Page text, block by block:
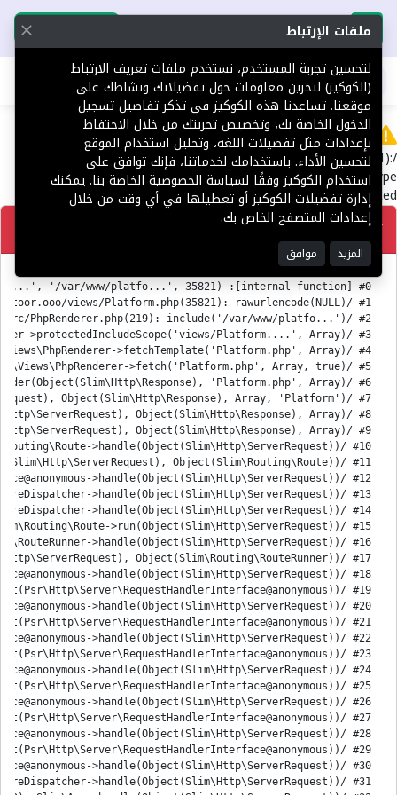
تحميل التطبيق تحميل التطبيق
اطلب عقارك
Error
/var/www/platform.toor.ooo/views/Platform.php(35821):
rawurlencode(): Passing null to parameter #1 ($string) of type
string is deprecated
تصحيح
ملفات الإرتباط
لتحسين تجربة المستخدم، نستخدم ملفات تعريف الارتباط
(الكوكيز) لتخزين معلومات حول تفضيلاتك ونشاطك على
موقعنا. تساعدنا هذه الكوكيز في تذكر تفاصيل تسجيل
الدخول الخاصة بك، وتخصيص تجربتك من خلال الاحتفاظ
بإعدادات مثل تفضيلات اللغة، وتحليل استخدام الموقع
لتحسين الأداء. باستخدامك لخدماتنا، فإنك توافق على
استخدام الكوكيز وفقًا لسياسة الخصوصية الخاصة بنا. يمكنك
إدارة تفضيلات الكوكيز أو تعطيلها في أي وقت من خلال
إعدادات المتصفح الخاص بك.
المزيد موافق